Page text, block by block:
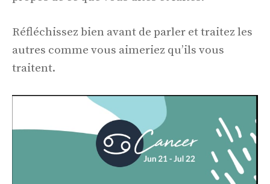
Réfléchissez bien avant de parler et traitez les
autres comme vous aimeriez qu’ils vous
traitent.